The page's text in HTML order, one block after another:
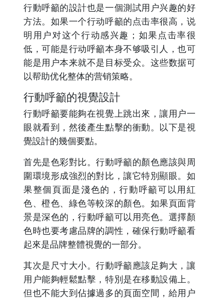
行動呼籲的設計也是一個測試用户兴趣的好
方法。如果一个行动呼籲的点击率很高，说
明用户对这个行动感兴趣；如果点击率很
低，可能是行动呼籲本身不够吸引人，也可
能是用户本来就不是目标受众。这些数据可
以帮助优化整体的营销策略。
行動呼籲的視覺設計
行動呼籲要能夠在視覺上跳出來，讓用户一
眼就看到，然後產生點擊的衝動。以下是視
覺設計的幾個要點。
首先是色彩對比。行動呼籲的顏色應該與周
圍環境形成強烈的對比，讓它特別顯眼。如
果整個頁面是淺色的，行動呼籲可以用紅
色、橙色、綠色等較深的顏色。如果頁面背
景是深色的，行動呼籲可以用亮色。選擇顏
色時也要考慮品牌的調性，確保行動呼籲看
起來是品牌整體視覺的一部分。
其次是尺寸大小。行動呼籲應該足夠大，讓
用户能夠輕鬆點擊，特別是在移動設備上。
但也不能大到佔據過多的頁面空間，給用户